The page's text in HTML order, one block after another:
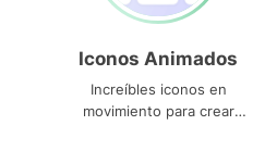
Iconos Animados
Increíbles iconos en
movimiento para crear